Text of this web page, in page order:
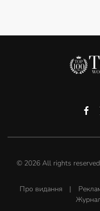
© 2026 All rights
Про видання|